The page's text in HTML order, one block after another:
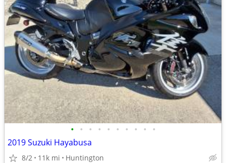
• • • • • • • • • •
2019 Suzuki Hayabusa
8/2 11k mi Huntington